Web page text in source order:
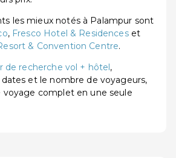
les mieux notés à Palampur sont
, Fresco Hotel & Residenceset
& Convention Centre.
de recherche vol + hôtel,
et le nombre de voyageurs,
voyage complet en une seule